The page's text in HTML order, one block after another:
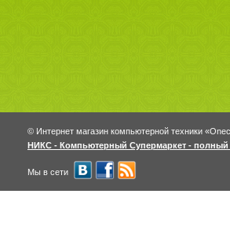
© Интернет магазин компьютерной техники
НИКС - Компьютерный Cупермаркет - полный
Мы в сети